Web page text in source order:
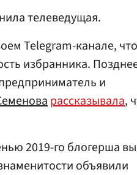
телеведущая.
Telegram-канале, что
избранника.
и
рассказывала,
2019-го блогерша
объявили